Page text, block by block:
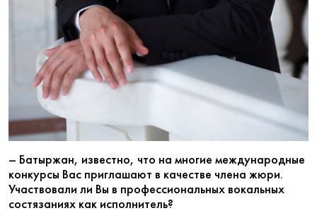
– Батыржан, известно, что на многие международные
конкурсы Вас приглашают в качестве члена жюри.
Участвовали ли Вы в профессиональных вокальных
состязаниях как исполнитель?